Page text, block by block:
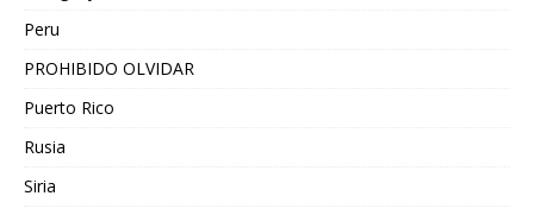
Peru
PROHIBIDO OLVIDAR
Puerto Rico
Rusia
Siria